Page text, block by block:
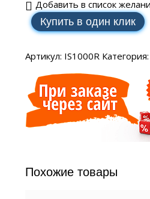
Добавить в список
Купить в один клик
Артикул: IS1000R Категория:
Похожие товары